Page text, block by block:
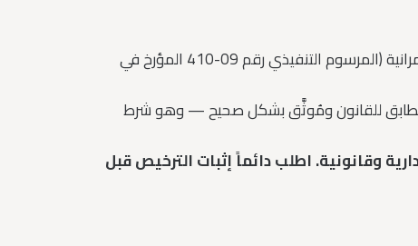
تحمل مؤسسة سيدوني تكنولوجي ترخيصاً من الدرجة الأولى صادراً عن وزارة الداخلية والجماعات المحلية والتهيئة العمرانية (المرسوم التنفيذي رقم 09-410 المؤرخ في
مطابق للقانون ومُوثَّق بشكل صحيح — وهو شرط
وقانونية. اطلب دائماً إثبات الترخيص قبل